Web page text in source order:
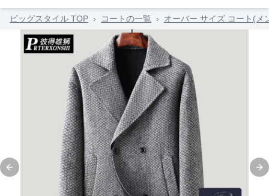
ビッグスタイル TOP › コートの一覧 › オーバー サイズ コート(メ
Previous slide